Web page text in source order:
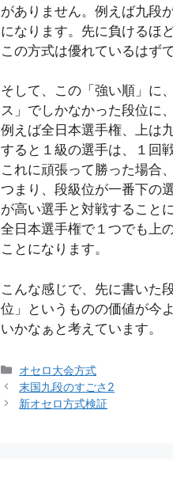
がありません。例えば九段
になります。先に負けるほ
この方式は優れているはずで
そして、この「強い順」に
ス」でしかなかった段位に
例えば全日本選手権、上は
すると１級の選手は、１回
これに頑張って勝った場合
つまり、段級位が一番下の
が高い選手と対戦すること
全日本選手権で１つでも上
ことになります。
こんな感じで、先に書いた
位」というものの価値が今
いかなぁと考えています。
カ
テ
ゴ
オセロ大会方式
末国九段のすごさ2
新オセロ方式検証